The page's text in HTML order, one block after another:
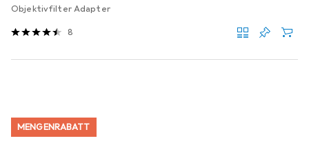
Objektivfilter Adapter
8
MENGENRABATT